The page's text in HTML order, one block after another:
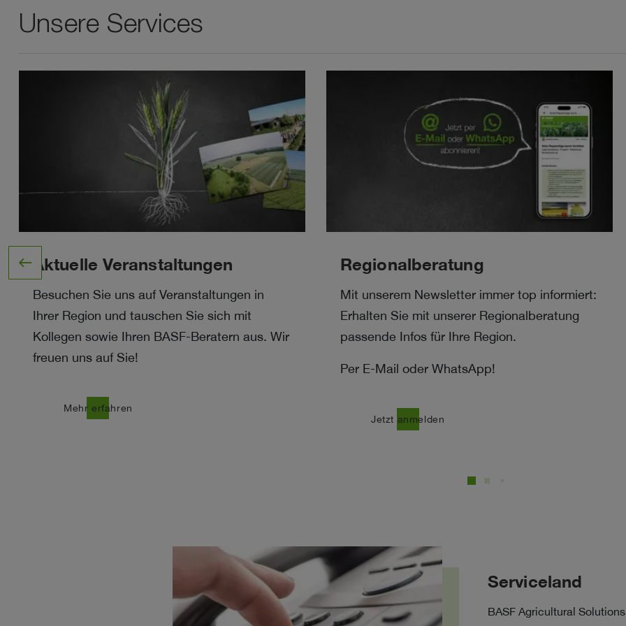
Unsere Services
Aktuelle Veranstaltungen
Besuchen Sie uns auf Veranstaltungen in
Ihrer Region und tauschen Sie sich mit
Kollegen sowie Ihren BASF-Beratern aus. Wir
freuen uns auf Sie!
Mehr erfahren
Regionalberatung
Mit unserem Newsletter immer top informiert:
Erhalten Sie mit unserer Regionalberatung
passende Infos für Ihre Region.
Per E-Mail oder WhatsApp!
Jetzt anmelden
west
Serviceland
BASF Agricultural Solutions